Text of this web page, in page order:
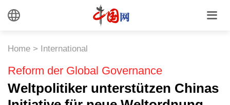
Home > International
Reform der Global Governance
Weltpolitiker unterstützen Chinas